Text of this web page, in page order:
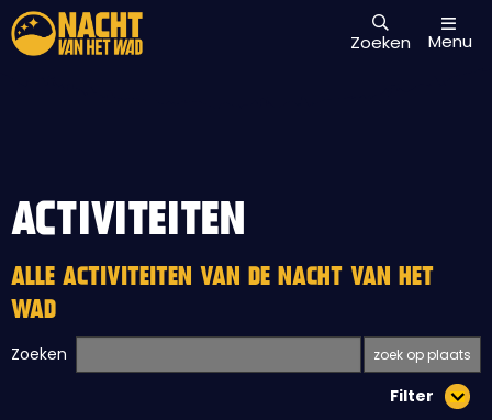
Zoeken Menu
ACTIVITEITEN
ALLE ACTIVITEITEN VAN DE NACHT VAN HET
WAD
Zoeken
Filter